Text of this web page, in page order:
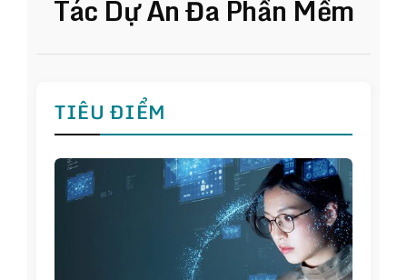
Tác Dự Án Đa Phần Mềm
TIÊU ĐIỂM